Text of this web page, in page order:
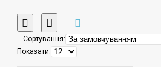
Сортування:
Показати: